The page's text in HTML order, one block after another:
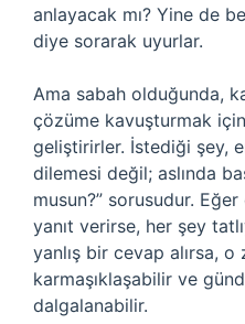
anlayacak mı? Yine de
diye sorarak uyurlar.
Ama sabah olduğunda,
çözüme kavuşturmak
geliştirirler. İstediği şey,
dilemesi değil; aslında
musun?” sorusudur.
yanıt verirse, her şey
yanlış bir cevap alırsa,
karmaşıklaşabilir ve
dalgalanabilir.